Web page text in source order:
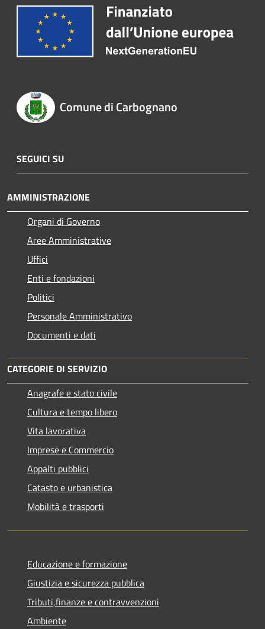
Comune di Carbognano
SEGUICI SU
AMMINISTRAZIONE
Organi di Governo
Aree Amministrative
Uffici
Enti e fondazioni
Politici
Personale Amministrativo
Documenti e dati
CATEGORIE DI SERVIZIO
Anagrafe e stato civile
Cultura e tempo libero
Vita lavorativa
Imprese e Commercio
Appalti pubblici
Catasto e urbanistica
Mobilità e trasporti
Educazione e formazione
Giustizia e sicurezza pubblica
Tributi,finanze e contravvenzioni
Ambiente